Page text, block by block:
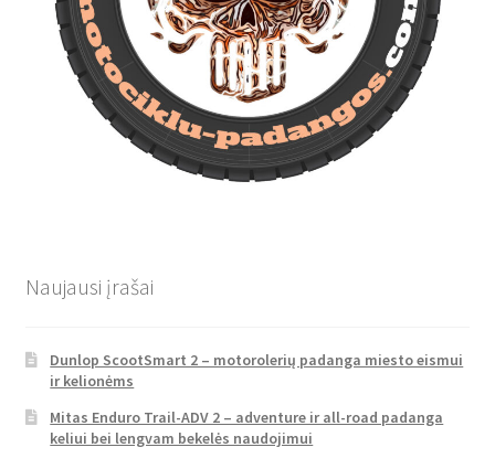
Naujausi įrašai
Dunlop ScootSmart 2 – motorolerių padanga miesto eismui
ir kelionėms
Mitas Enduro Trail-ADV 2 – adventure ir all-road padanga
keliui bei lengvam bekelės naudojimui